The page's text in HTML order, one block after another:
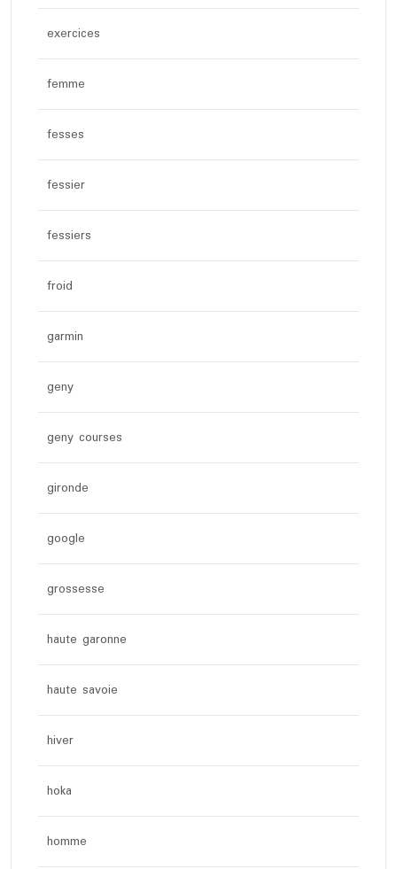
exercices
femme
fesses
fessier
fessiers
froid
garmin
geny
geny courses
gironde
google
grossesse
haute garonne
haute savoie
hiver
hoka
homme